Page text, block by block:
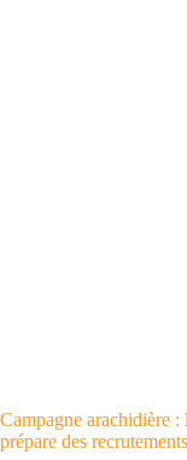
Campagne arachidière
prépare des recrutements